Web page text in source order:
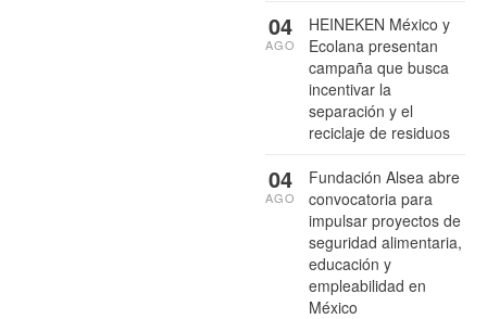
HEINEKEN México y
Ecolana presentan
campaña que busca
incentivar la
separación y el
reciclaje de residuos
04
AGO
Fundación Alsea abre
convocatoria para
impulsar proyectos de
seguridad alimentaria,
educación y
empleabilidad en
México
04
AGO